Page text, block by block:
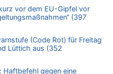
Radfahrer an RAVeL-Weg
zu
drei Autofahrern das
von Vias
Direkt zu
Nationaltrainer
vor dem EU-Gipfel vor
(397
(Code Rot) für Freitag
Lüttich aus (352
Haftbefehl gegen eine